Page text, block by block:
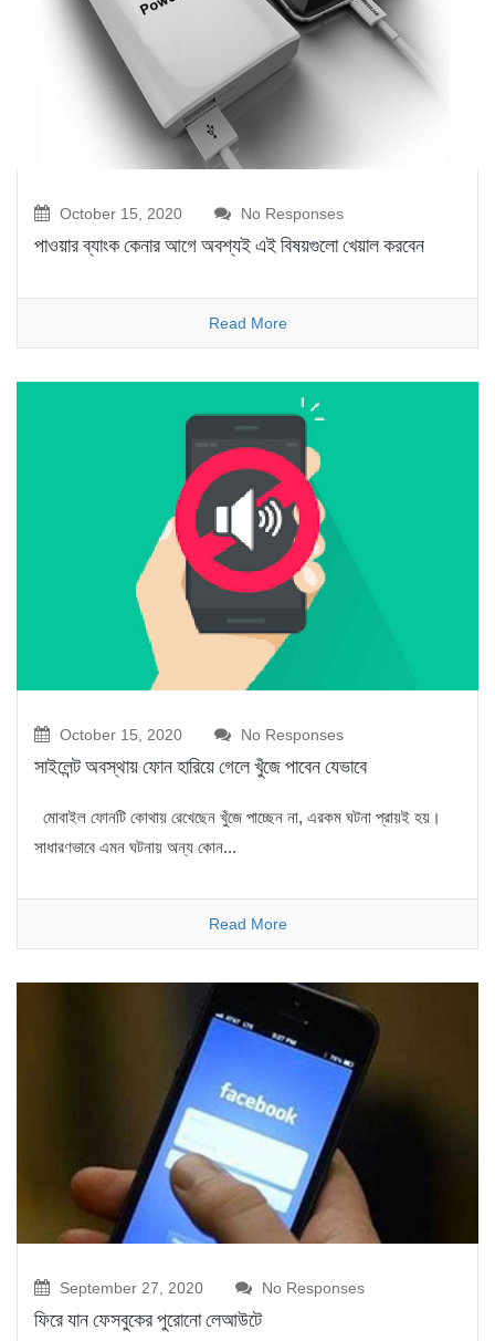
October 15, 2020 No Responses
পাওয়ার ব্যাংক কেনার আগে অবশ্যই এই বিষয়গুলো খেয়াল করবেন
Read More
October 15, 2020 No Responses
সাইলেন্ট অবস্থায় ফোন হারিয়ে গেলে খুঁজে পাবেন যেভাবে
মোবাইল ফোনটি কোথায় রেখেছেন খুঁজে পাচ্ছেন না, এরকম ঘটনা প্রায়ই হয়।
সাধারণভাবে এমন ঘটনায় অন্য কোন...
Read More
September 27, 2020 No Responses
ফিরে যান ফেসবুকের পুরোনো লেআউটে